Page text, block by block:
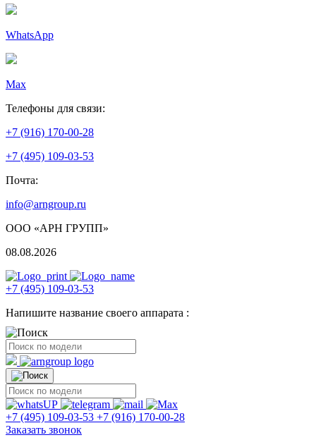
WhatsApp
Max
Телефоны для связи:
+7 (916) 170-00-28
+7 (495) 109-03-53
Почта:
info@arngroup.ru
ООО «АРН ГРУПП»
08.08.2026
+7 (495) 109-03-53
Напишите название своего аппарата :
+7 (495) 109-03-53 +7 (916) 170-00-28
Заказать звонок